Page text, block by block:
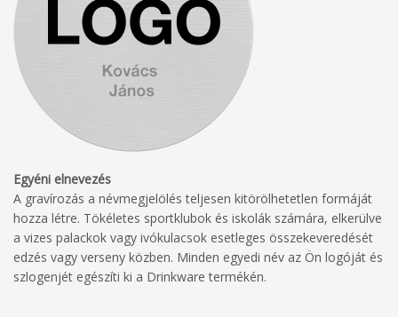
Egyéni elnevezés
A gravírozás a névmegjelölés teljesen kitörölhetetlen formáját
hozza létre. Tökéletes sportklubok és iskolák számára, elkerülve
a vizes palackok vagy ivókulacsok esetleges összekeveredését
edzés vagy verseny közben. Minden egyedi név az Ön logóját és
szlogenjét egészíti ki a Drinkware termékén.